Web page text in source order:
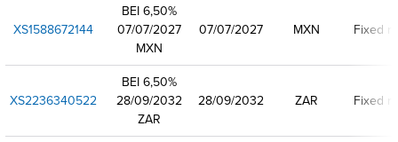
XS1588672144
BEI 6,50%
07/07/2027
MXN
07/07/2027 MXN Fixed
XS2236340522
BEI 6,50%
28/09/2032
ZAR
28/09/2032 ZAR Fixed